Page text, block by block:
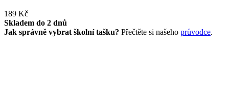
189 Kč
Skladem do 2 dnů
Jak správně vybrat školní tašku? Přečtěte si našeho průvodce.